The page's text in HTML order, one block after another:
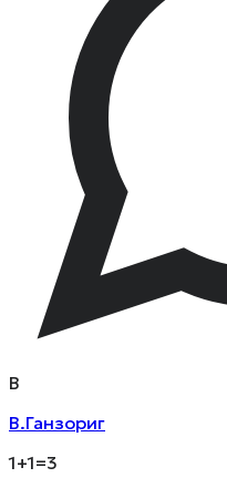
В
В.Ганзориг
1+1=3